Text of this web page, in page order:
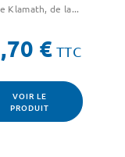
Klamath, de la...
€ TTC
VOIR LE
PRODUIT